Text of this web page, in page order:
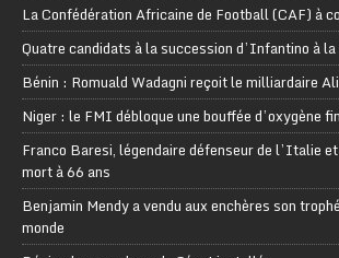
La Confédération Africaine de Football (CAF) à
Quatre candidats à la succession d’Infantino à
Bénin : Romuald Wadagni reçoit le milliardaire
Niger : le FMI débloque une bouffée d’oxygène
Franco Baresi, légendaire défenseur de l’Italie
mort à 66 ans
Benjamin Mendy a vendu aux enchères son
monde